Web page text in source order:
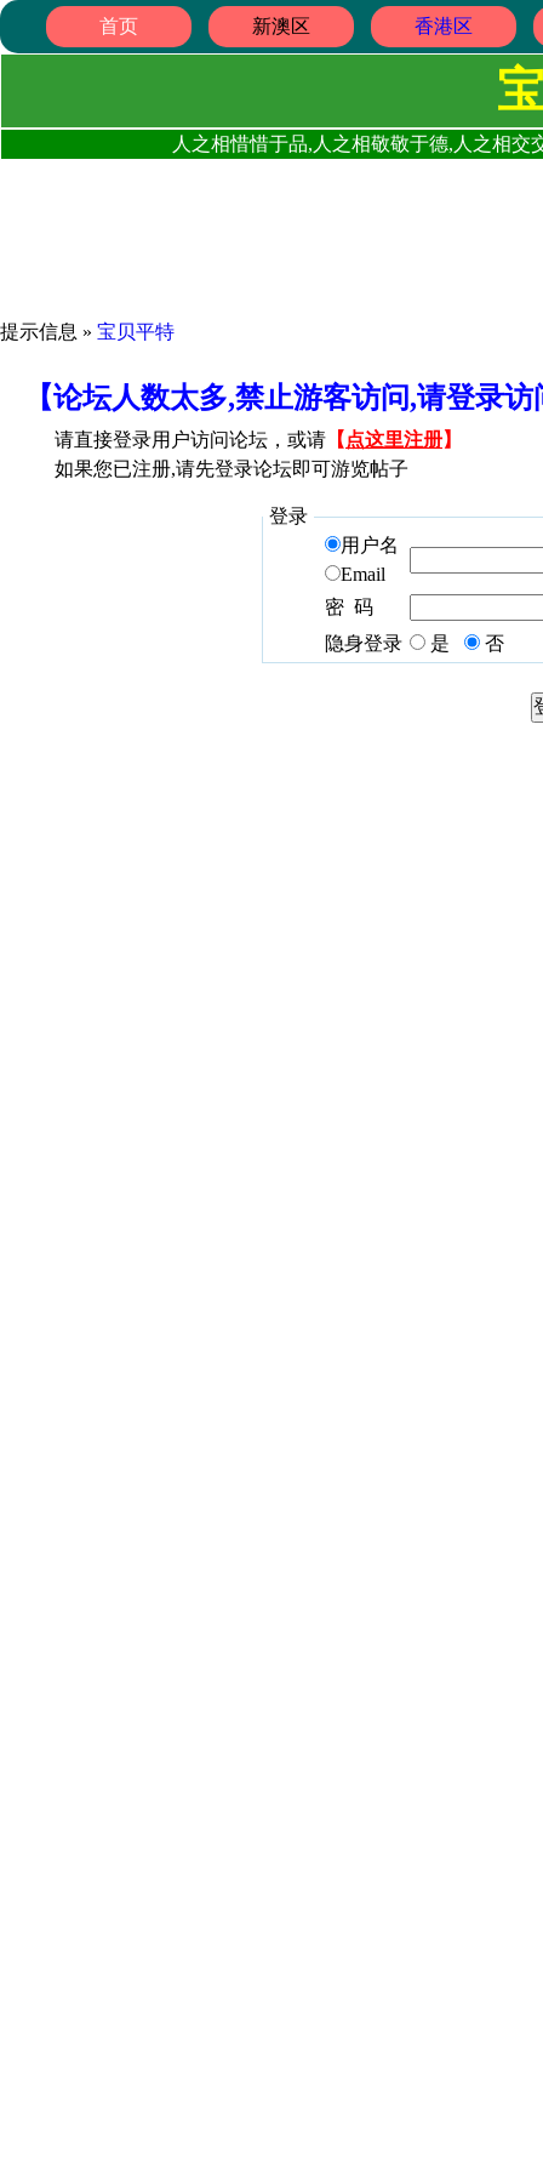
首页 新澳区 香港区
人之相惜惜于品,人之相敬敬于德,人之相
提示信息 » 宝贝平特
【论坛人数太多,禁止游客访问,请登录
请直接登录用户访问论坛，或请 【 点这里注册】
如果您已注册,请先登录论坛即可游览帖子
登录
用户名
Email
密 码
隐身登录
是 否